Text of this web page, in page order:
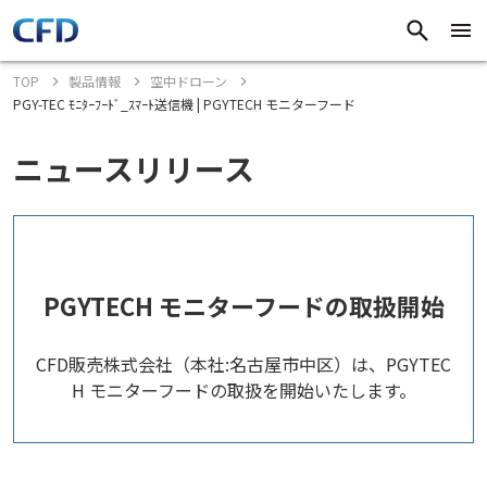
TOP 製品情報
空中ドローン
PGY-TEC ﾓﾆﾀｰﾌｰﾄﾞ_ｽﾏｰﾄ送信機 | PGYTECH モニターフード
ニュースリリース
PGYTECH モニターフードの取扱開始
CFD販売株式会社（本社:名古屋市中区）は、PGYTEC
H モニターフードの取扱を開始いたします。